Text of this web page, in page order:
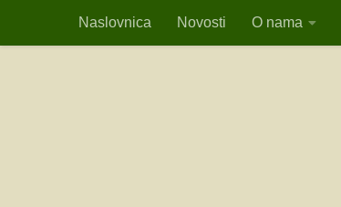
Skip to content
Naslovnica Novosti O nama